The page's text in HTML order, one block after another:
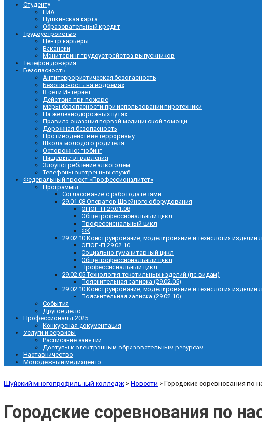
Студенту
ГИА
Пушкинская карта
Образовательный кредит
Трудоустройство
Центр карьеры
Вакансии
Мониторинг трудоустройства выпускников
Телефон доверия
Безопасность
Антитеррористическая безопасность
Безопасность на водоемах
В сети Интернет
Действия при пожаре
Меры безопасности при использовании пиротехники
На железнодорожных путях
Правила оказания первой медицинской помощи
Дорожная безопасность
Противодействие терроризму
Школа молодого родителя
Осторожно: тюбинг
Пищевые отравления
Злоупотребление алкоголем
Телефоны экстренных служб
Федеральный проект «Профессионалитет»
Программы
Согласование с работодателями
29.01.08 Оператор Швейного оборудования
ОПОП-П 29.01.08
Общепрофессиональный цикл
Профессиональный цикл
ФК
29.02.10 Конструирование, моделирование и технология
ОПОП-П 29.02.10
Социально-гуманитарный цикл
Общепрофессиональный цикл
Профессиональный цикл
29.02.05 Технология текстильных изделий (по видам)
Пояснительная записка (29.02.05)
29.02.10 Конструирование, моделирование и технология
Пояснительная записка (29.02.10)
События
Другое дело
Профессионалы 2025
Конкурсная документация
Услуги и сервисы
Расписание занятий
Доступы к электронным образовательным ресурсам
Наставничество
Молодежный медиацентр
Шуйский многопрофильный колледж > Новости > Городские соревнования по
Городские соревнования по